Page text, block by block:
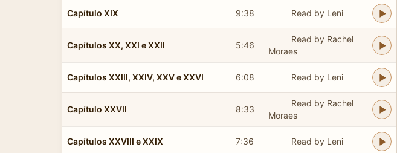
Capítulo XIX 9:38 Read by Leni
Capítulos XX, XXI e XXII 5:46
Read by Rachel
Moraes
Capítulos XXIII, XXIV, XXV e XXVI 6:08 Read by Leni
Capítulo XXVII 8:33
Read by Rachel
Moraes
Capítulos XXVIII e XXIX 7:36 Read by Leni